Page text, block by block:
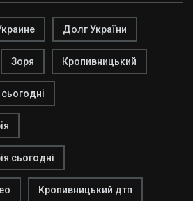
Долг України
Зоря Кропивницький
сьогодні
Кропивницький дтп